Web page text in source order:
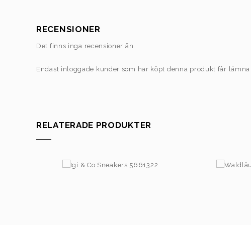
RECENSIONER
Det finns inga recensioner än.
Endast inloggade kunder som har köpt denna produkt får lämna
RELATERADE PRODUKTER